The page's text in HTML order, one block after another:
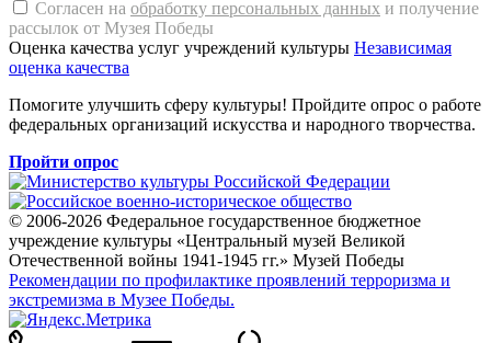
Согласен на обработку персональных данных и получение
рассылок от Музея Победы
Оценка качества услуг учреждений культуры Независимая
оценка качества
Помогите улучшить сферу культуры! Пройдите опрос о работе
федеральных организаций искусства и народного творчества.
Пройти опрос
© 2006-2026 Федеральное государственное бюджетное
учреждение культуры «Центральный музей Великой
Отечественной войны 1941-1945 гг.» Музей Победы
Рекомендации по профилактике проявлений терроризма и
экстремизма в Музее Победы.